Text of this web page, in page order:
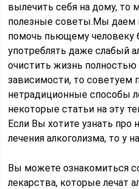
вылечить себя на дому,
полезные советы.Мы даем
помочь пьющему человеку
употреблять даже слабый
очистить жизнь полностью
зависимости, то советуем
нетрадиционные способы
некоторые статьи на эту
Если Вы хотите узнать
лечения алкоголизма, то у
Вы можете ознакомиться
лекарства, которые лечат